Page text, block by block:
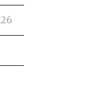
26